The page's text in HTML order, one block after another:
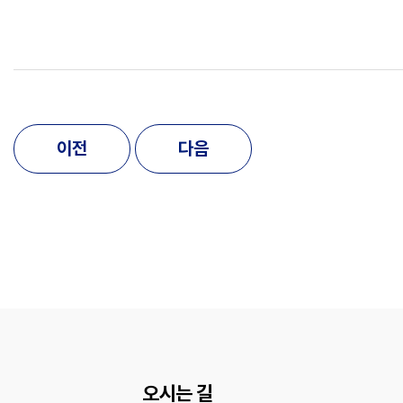
이전 다음
오시는 길